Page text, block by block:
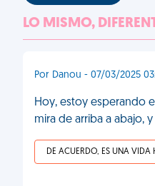
LO MISMO,
Por Danou - 07/03/2025
Hoy, estoy esperando
mira de arriba a abajo,
DE ACUERDO, ES UNA VIDA